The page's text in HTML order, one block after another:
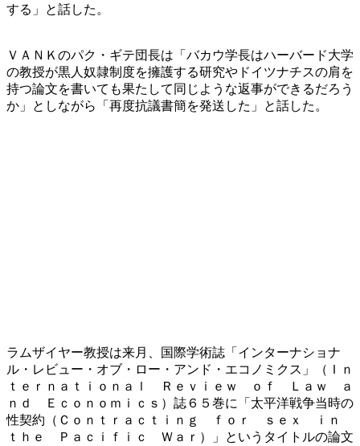
する」と話した。
ＶＡＮＫのパク・ギテ団長は「バカウ学長はハーバード大学
の教授が黒人奴隷制度を擁護する研究やドイツナチスの肩を
持つ論文を書いても果たして同じような返事ができるだろう
か」としながら「再度抗議書簡を発送した」と話した。
ラムザイヤー教授は来月、国際学術誌「インターナショナ
ル・レビュー・オブ・ロー・アンド・エコノミクス」（Ｉｎ
ｔｅｒｎａｔｉｏｎａｌ Ｒｅｖｉｅｗ ｏｆ Ｌａｗ ａ
ｎｄ Ｅｃｏｎｏｍｉｃｓ）誌６５巻に「太平洋戦争当時の
性契約（Ｃｏｎｔｒａｃｔｉｎｇ ｆｏｒ ｓｅｘ ｉｎ
ｔｈｅ Ｐａｃｉｆｉｃ Ｗａｒ）」というタイトルの論文